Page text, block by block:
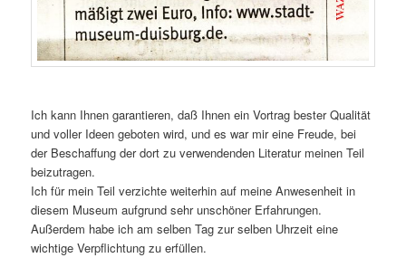
Ich kann Ihnen garantieren, daß Ihnen ein Vortrag bester Qualität
und voller Ideen geboten wird, und es war mir eine Freude, bei
der Beschaffung der dort zu verwendenden Literatur meinen Teil
beizutragen.
Ich für mein Teil verzichte weiterhin auf meine Anwesenheit in
diesem Museum aufgrund sehr unschöner Erfahrungen.
Außerdem habe ich am selben Tag zur selben Uhrzeit eine
wichtige Verpflichtung zu erfüllen.